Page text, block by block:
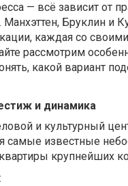
— всё зависит от
Бруклин и
каждая со
рассмотрим
какой вариант
и динамика
и культурный
самые известные
крупнейших